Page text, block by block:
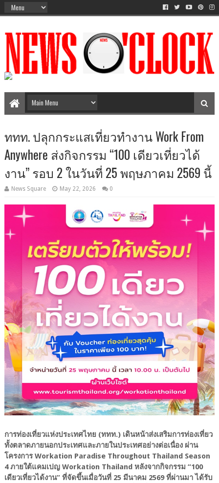
The Time Between AM-PM
ททท. ปลุกกระแสเที่ยวทำงาน Work From
Anywhere ส่งกิจกรรม “100 เดียวเที่ยวได้
งาน” รอบ 2 ในวันที่ 25 พฤษภาคม 2569 นี้
News Square May 22, 2026 0
การท่องเที่ยวแห่งประเทศไทย (ททท.) เดินหน้าส่งเสริมการท่องเที่ยว
ทั้งตลาดภายนอกประเทศและภายในประเทศอย่างต่อเนื่อง ผ่าน
โครงการ Workation Paradise Throughout Thailand Season
4 ภายใต้แคมเปญ Workation Thailandหลังจากกิจกรรม “100
เดียวเที่ยวได้งาน” ที่จัดขึ้นเมื่อวันที่ 25 มีนาคม 2569 ที่ผ่านมา ได้รับ